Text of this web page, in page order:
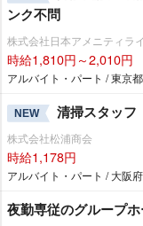
ンク不問
株式会社日本アメニティラ
時給1,810円～2,010円
アルバイト・パート / 東京都
NEW 清掃スタッフ
株式会社松浦商会
時給1,178円
アルバイト・パート / 大阪府
夜勤専従のグループ